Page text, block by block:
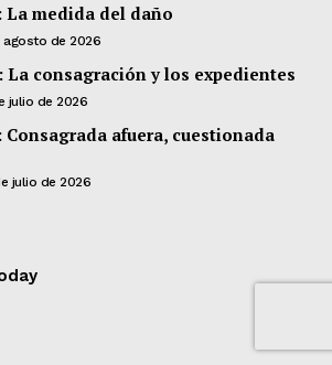
La medida del daño
agosto de 2026
La consagración y los expedientes
julio de 2026
afuera, cuestionada
julio de 2026